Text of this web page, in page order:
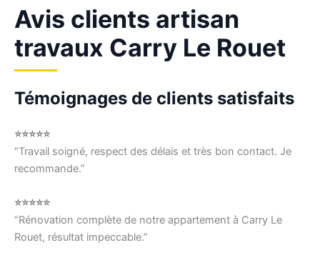
Avis clients artisan
travaux Carry Le Rouet
Témoignages de clients satisfaits
⭐⭐⭐⭐⭐
“Travail soigné, respect des délais et très bon contact. Je
recommande.”
⭐⭐⭐⭐⭐
“Rénovation complète de notre appartement à Carry Le
Rouet, résultat impeccable.”